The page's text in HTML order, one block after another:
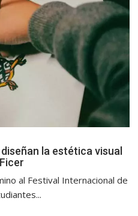
la estética visual
al Festival Internacional de